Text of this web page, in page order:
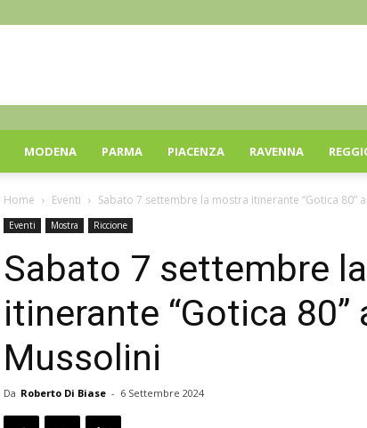
MODENA PARMA PIACENZA RAVENNA
Home Eventi Sabato 7 settembre la mostra itinerante “Gotica 80”
Eventi Mostra Riccione
Sabato 7 settembre
itinerante “Gotica 80”
Mussolini
Da Roberto Di Biase - 6 Settembre 2024